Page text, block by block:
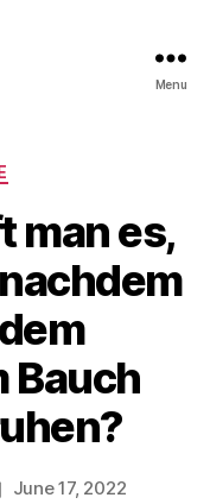
Menu
man es,
Bauch
June 17, 2022